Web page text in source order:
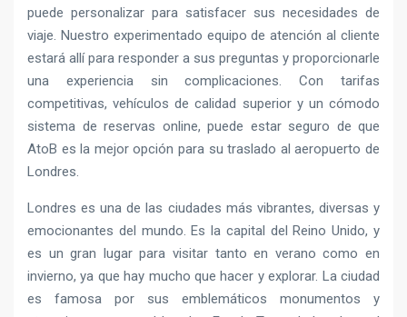
puede personalizar para satisfacer sus necesidades de
viaje. Nuestro experimentado equipo de atención al cliente
estará allí para responder a sus preguntas y proporcionarle
una experiencia sin complicaciones. Con tarifas
competitivas, vehículos de calidad superior y un cómodo
sistema de reservas online, puede estar seguro de que
AtoB es la mejor opción para su traslado al aeropuerto de
Londres.
Londres es una de las ciudades más vibrantes, diversas y
emocionantes del mundo. Es la capital del Reino Unido, y
es un gran lugar para visitar tanto en verano como en
invierno, ya que hay mucho que hacer y explorar. La ciudad
es famosa por sus emblemáticos monumentos y